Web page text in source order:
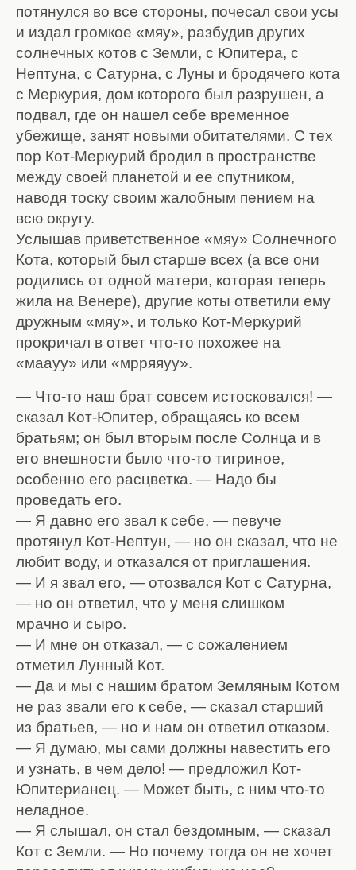
потянулся во все стороны, почесал свои усы
и издал громкое «мяу», разбудив других
солнечных котов с Земли, с Юпитера, с
Нептуна, с Сатурна, с Луны и бродячего кота
с Меркурия, дом которого был разрушен, а
подвал, где он нашел себе временное
убежище, занят новыми обитателями. С тех
пор Кот-Меркурий бродил в пространстве
между своей планетой и ее спутником,
наводя тоску своим жалобным пением на
всю округу.
Услышав приветственное «мяу» Солнечного
Кота, который был старше всех (а все они
родились от одной матери, которая теперь
жила на Венере), другие коты ответили ему
дружным «мяу», и только Кот-Меркурий
прокричал в ответ что-то похожее на
«маауу» или «мрряяуу».
— Что-то наш брат совсем истосковался! —
сказал Кот-Юпитер, обращаясь ко всем
братьям; он был вторым после Солнца и в
его внешности было что-то тигриное,
особенно его расцветка. — Надо бы
проведать его.
— Я давно его звал к себе, — певуче
протянул Кот-Нептун, — но он сказал, что не
любит воду, и отказался от приглашения.
— И я звал его, — отозвался Кот с Сатурна,
— но он ответил, что у меня слишком
мрачно и сыро.
— И мне он отказал, — с сожалением
отметил Лунный Кот.
— Да и мы с нашим братом Земляным Котом
не раз звали его к себе, — сказал старший
из братьев, — но и нам он ответил отказом.
— Я думаю, мы сами должны навестить его
и узнать, в чем дело! — предложил Кот-
Юпитерианец. — Может быть, с ним что-то
неладное.
— Я слышал, он стал бездомным, — сказал
Кот с Земли. — Но почему тогда он не хочет